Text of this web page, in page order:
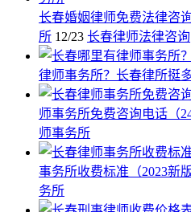
长春婚姻律师免费法律咨
所 12/23 长春律师法律咨询
律师事务所？长春律所挺
师事务所免费咨询电话（
师事务所
事务所收费标准（2023新
务所